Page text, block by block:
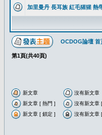
加里曼丹 長耳族 紅毛猩猩 熱
OCDOG論壇 首
第1頁(共40頁)
新文章 沒有新文章
新文章 [ 熱門 ]
沒有新文章
新文章 [ 鎖定 ]
沒有新文章